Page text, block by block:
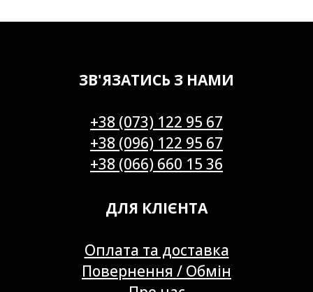
ЗВ'ЯЗАТИСЬ З НАМИ
+38 (073) 122 95 67
+38 (096) 122 95 67
+38 (066) 660 15 36
ДЛЯ КЛІЄНТА
Оплата та доставка
Повернення / Обмін